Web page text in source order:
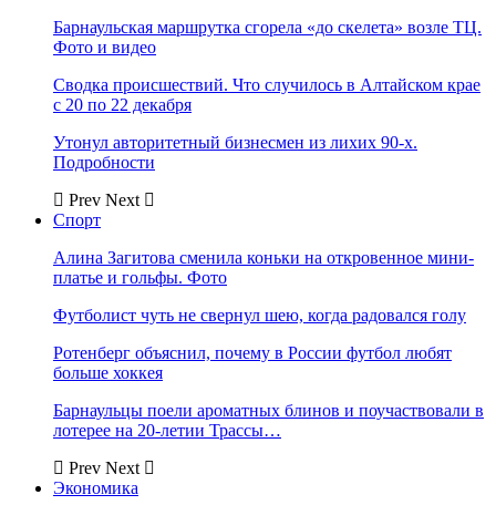
Барнаульская маршрутка сгорела «до скелета» возле ТЦ.
Фото и видео
Сводка происшествий. Что случилось в Алтайском крае
с 20 по 22 декабря
Утонул авторитетный бизнесмен из лихих 90-х.
Подробности
Prev Next
Спорт
Алина Загитова сменила коньки на откровенное мини-
платье и гольфы. Фото
Футболист чуть не свернул шею, когда радовался голу
Ротенберг объяснил, почему в России футбол любят
больше хоккея
Барнаульцы поели ароматных блинов и поучаствовали в
лотерее на 20-летии Трассы…
Prev Next
Экономика